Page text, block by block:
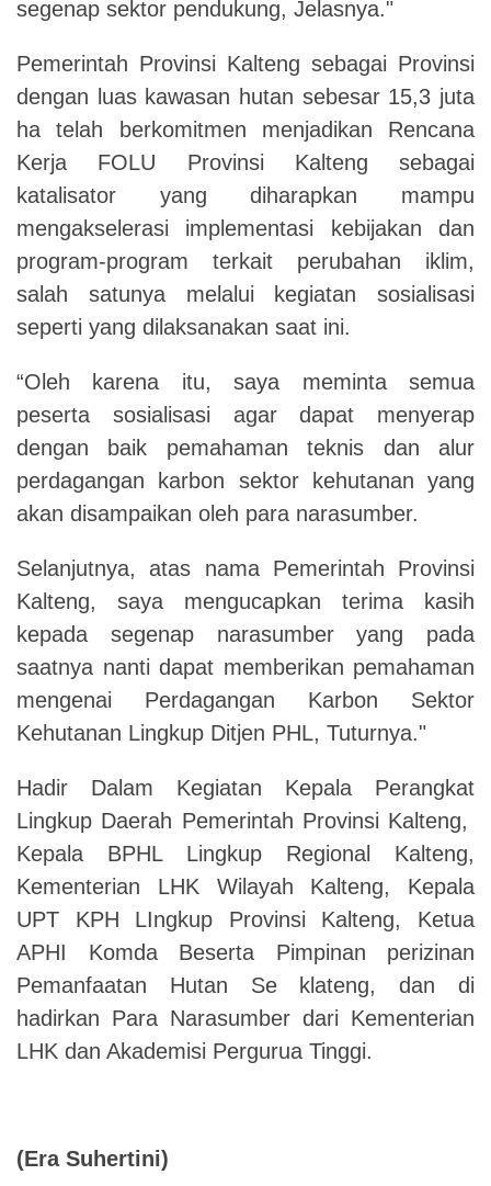
segenap sektor pendukung, Jelasnya."
Pemerintah Provinsi Kalteng sebagai Provinsi
dengan luas kawasan hutan sebesar 15,3 juta
ha telah berkomitmen menjadikan Rencana
Kerja FOLU Provinsi Kalteng sebagai
katalisator yang diharapkan mampu
mengakselerasi implementasi kebijakan dan
program-program terkait perubahan iklim,
salah satunya melalui kegiatan sosialisasi
seperti yang dilaksanakan saat ini.
“Oleh karena itu, saya meminta semua
peserta sosialisasi agar dapat menyerap
dengan baik pemahaman teknis dan alur
perdagangan karbon sektor kehutanan yang
akan disampaikan oleh para narasumber.
Selanjutnya, atas nama Pemerintah Provinsi
Kalteng, saya mengucapkan terima kasih
kepada segenap narasumber yang pada
saatnya nanti dapat memberikan pemahaman
mengenai Perdagangan Karbon Sektor
Kehutanan Lingkup Ditjen PHL, Tuturnya."
Hadir Dalam Kegiatan Kepala Perangkat
Lingkup Daerah Pemerintah Provinsi Kalteng,
Kepala BPHL Lingkup Regional Kalteng,
Kementerian LHK Wilayah Kalteng, Kepala
UPT KPH LIngkup Provinsi Kalteng, Ketua
APHI Komda Beserta Pimpinan perizinan
Pemanfaatan Hutan Se klateng, dan di
hadirkan Para Narasumber dari Kementerian
LHK dan Akademisi Pergurua Tinggi.
(Era Suhertini)